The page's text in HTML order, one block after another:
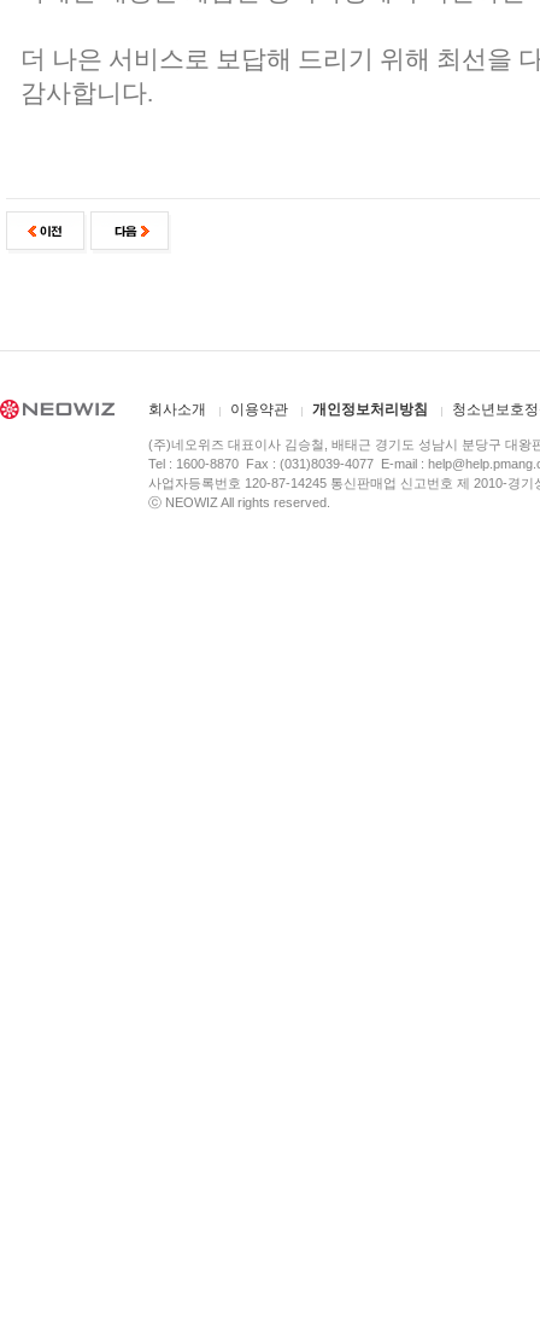
더 나은 서비스로 보답해 드리기 위해 최선을
감사합니다.
회사소개 이용약관 개인정보처리방침 청소년보호
(주)네오위즈 대표이사 김승철, 배태근 경기도 성남시 분당구 대왕
Tel : 1600-8870 Fax : (031)8039-4077 E-mail :
사업자등록번호 120-87-14245 통신판매업 신고번호 제 2010-경
ⓒ NEOWIZ All rights reserved.